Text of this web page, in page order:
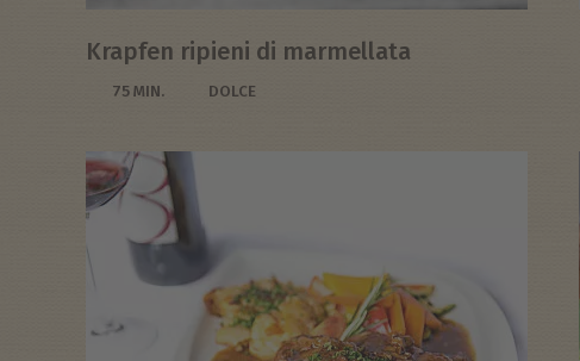
Krapfen ripieni di marmellata
75 MIN. DOLCE